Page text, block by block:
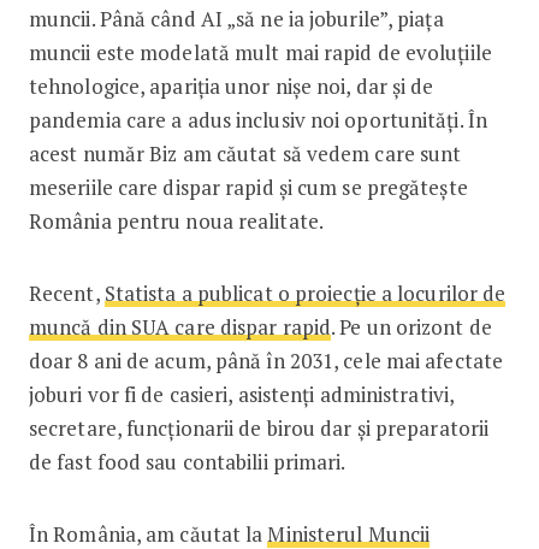
muncii. Până când AI „să ne ia joburile”, piața
muncii este modelată mult mai rapid de evoluțiile
tehnologice, apariția unor nișe noi, dar și de
pandemia care a adus inclusiv noi oportunități. În
acest număr Biz am căutat să vedem care sunt
meseriile care dispar rapid și cum se pregătește
România pentru noua realitate.
Recent, Statista a publicat o proiecție a locurilor de
muncă din SUA care dispar rapid. Pe un orizont de
doar 8 ani de acum, până în 2031, cele mai afectate
joburi vor fi de casieri, asistenți administrativi,
secretare, funcționarii de birou dar și preparatorii
de fast food sau contabilii primari.
În România, am căutat laMinisterul Muncii